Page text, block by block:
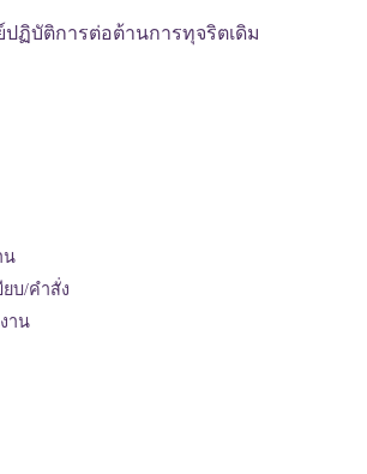
ปฏิบัติการต่อต้านการทุจริตเดิม
น
บ/คำสั่ง
าน